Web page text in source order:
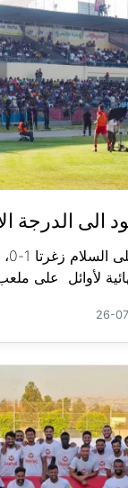
الى الدرجة
لأوائل على
26-